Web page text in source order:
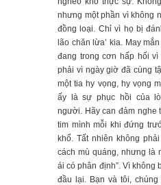
nhưng một phần vì không
đồng loại. Chỉ vì họ bị
lão chăn lừa’ kia. May
đang trong cơn hấp hối
phải vì ngày giờ đã cùng
một tia hy vọng, hy vọng
ấy là sự phục hồi của
người. Hãy can đảm nghe
tim mình mỗi khi đứng
khổ. Tất nhiên không
cách mù quáng, nhưng là
ái có phân định”. Vì không
đầu lại. Bạn và tôi,